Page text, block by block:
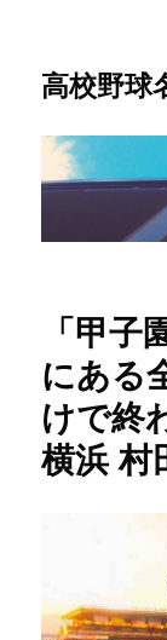
高校野
「甲
にある
けで終
横浜 村